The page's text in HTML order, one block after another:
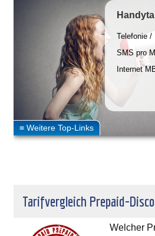
Telefonie /
SMS pro
Internet
Tarifvergleich Prepaid-
Welcher